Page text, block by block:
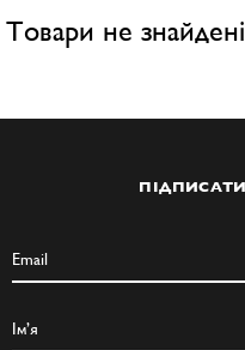
Товари не